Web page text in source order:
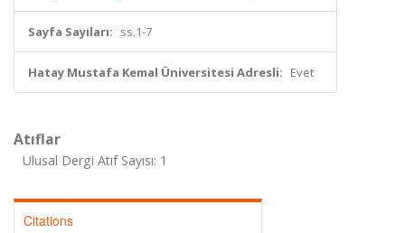
Sayfa Sayıları: ss.1-7
Hatay Mustafa Kemal Üniversitesi Adresli: Evet
Atıflar
Ulusal Dergi Atıf Sayısı: 1
Citations